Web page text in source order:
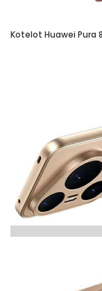
Kotelot Huawei Pura